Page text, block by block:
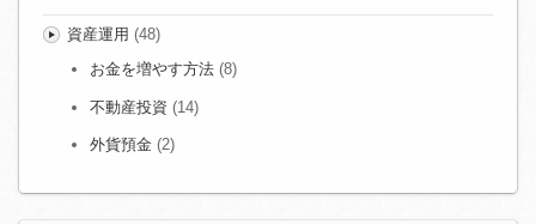
資産運用 (48)
お金を増やす方法 (8)
不動産投資 (14)
外貨預金 (2)